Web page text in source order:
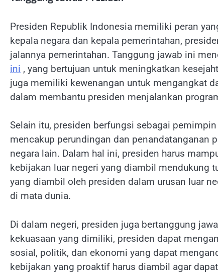
Presiden Republik Indonesia memiliki peran
kepala negara dan kepala pemerintahan,
jalannya pemerintahan. Tanggung jawab ini
ini , yang bertujuan untuk meningkatkan
juga memiliki kewenangan untuk mengangkat
dalam membantu presiden menjalankan
Selain itu, presiden berfungsi sebagai
mencakup perundingan dan penandatanganan
negara lain. Dalam hal ini, presiden harus
kebijakan luar negeri yang diambil mendukung
yang diambil oleh presiden dalam urusan luar
di mata dunia.
Di dalam negeri, presiden juga bertanggung
kekuasaan yang dimiliki, presiden dapat
sosial, politik, dan ekonomi yang dapat
kebijakan yang proaktif harus diambil agar